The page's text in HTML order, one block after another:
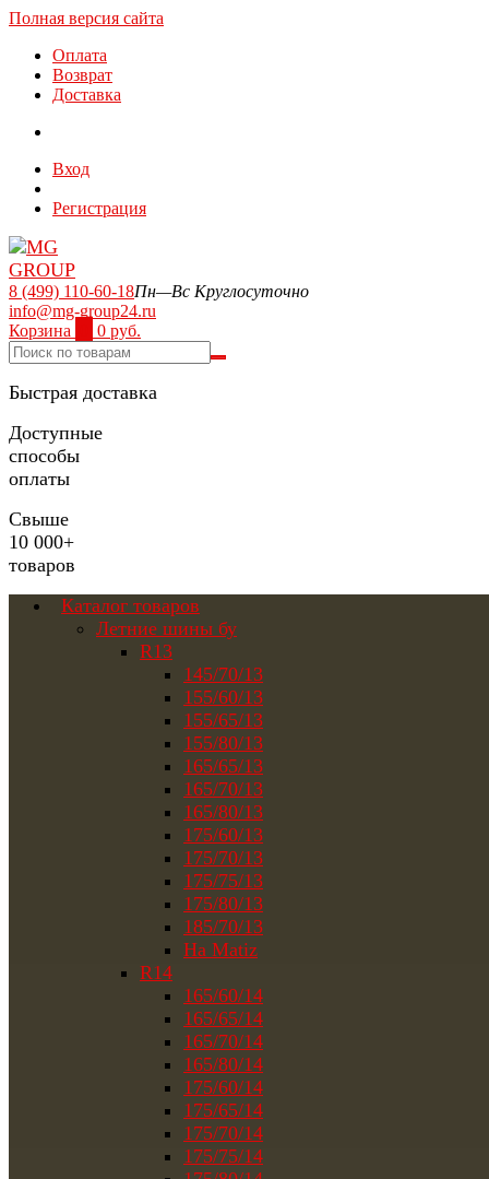
Полная версия сайта
Оплата
Возврат
Доставка
Вход
Регистрация
8 (499) 110-60-18Пн—Вс Круглосуточно
info@mg-group24.ru
Корзина
0 руб.
Быстрая доставка
Доступные
способы
оплаты
Свыше
10 000+
товаров
Каталог товаров
Летние шины бу
R13
145/70/13
155/60/13
155/65/13
155/80/13
165/65/13
165/70/13
165/80/13
175/60/13
175/70/13
175/75/13
175/80/13
185/70/13
На Matiz
R14
165/60/14
165/65/14
165/70/14
165/80/14
175/60/14
175/65/14
175/70/14
175/75/14